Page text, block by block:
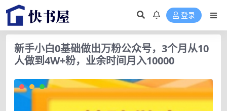
登录
新手小白0基础做出万粉公众号，3个月从10
人做到4W+粉，业余时间月入10000